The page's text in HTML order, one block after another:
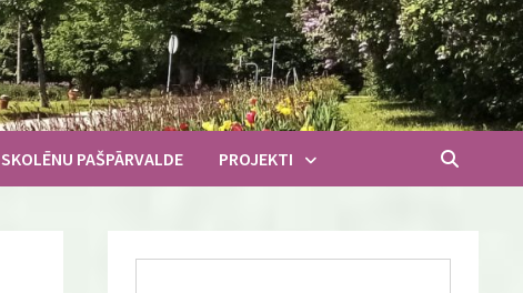
SKOLĒNU PAŠPĀRVALDE PROJEKTI